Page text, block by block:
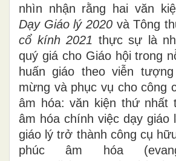
nhìn nhận rằng hai văn
Dạy Giáo lý 2020 và Tông
cổ kính 2021 thực sự là
quý giá cho Giáo hội trong
huấn giáo theo viễn
mừng và phục vụ cho công
âm hóa: văn kiện thứ nhất
âm hóa chính việc dạy giáo
giáo lý trở thành công cụ
phúc âm hóa